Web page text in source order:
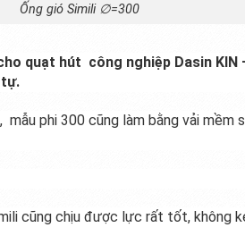
Ống gió Simili ∅=300
quạt hút công nghiệp Dasin KIN
phi 300 cũng làm bằng vải mềm
cũng chịu được lực rất tốt, không